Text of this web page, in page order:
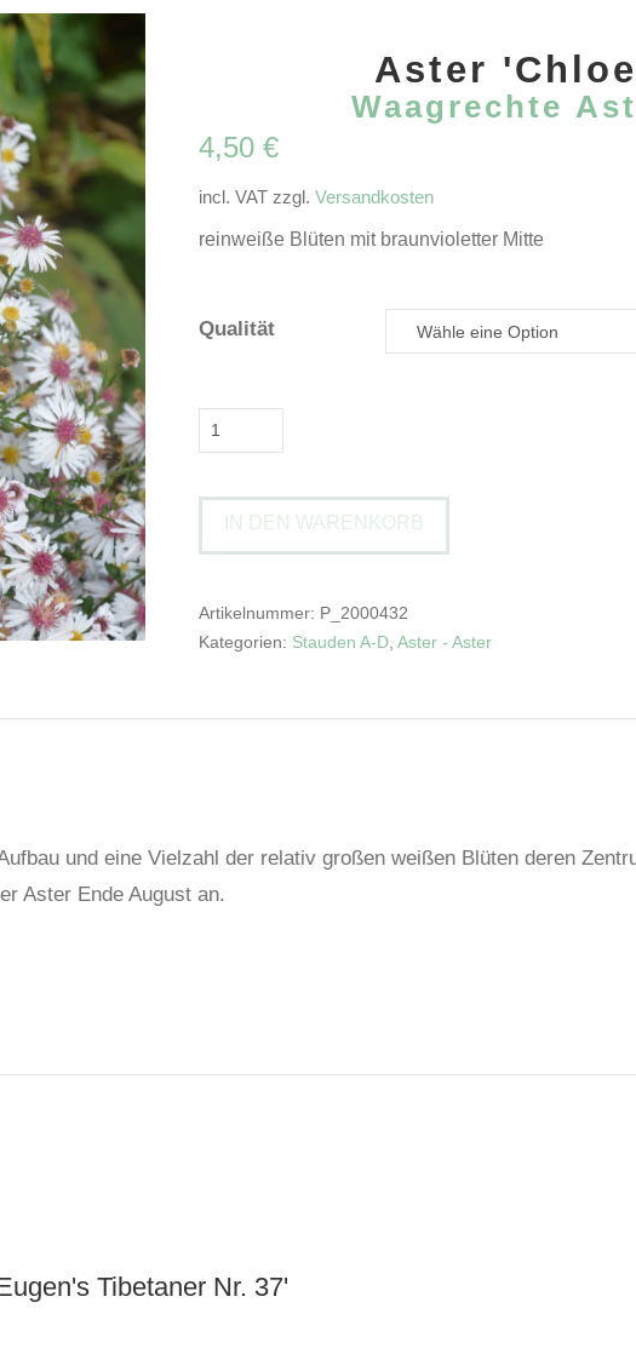
Aster
Waagrechte
4,50 €
incl. VAT zzgl. Versandkosten
reinweiße Blüten mit braunvioletter Mitte
Qualität
Aster
'Chloe'Waagrechte
Aster
MengeIN DEN WARENKORB
Artikelnummer: P_2000432
Kategorien: Stauden A-D, Aster - Aster
und eine Vielzahl der relativ großen weißen Blüten deren
Aster Ende August an.
Tibetaner Nr. 37'